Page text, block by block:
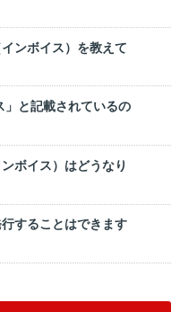
ンボイス）を教えて
」と記載されているの
ボイス）はどうなり
することはできます